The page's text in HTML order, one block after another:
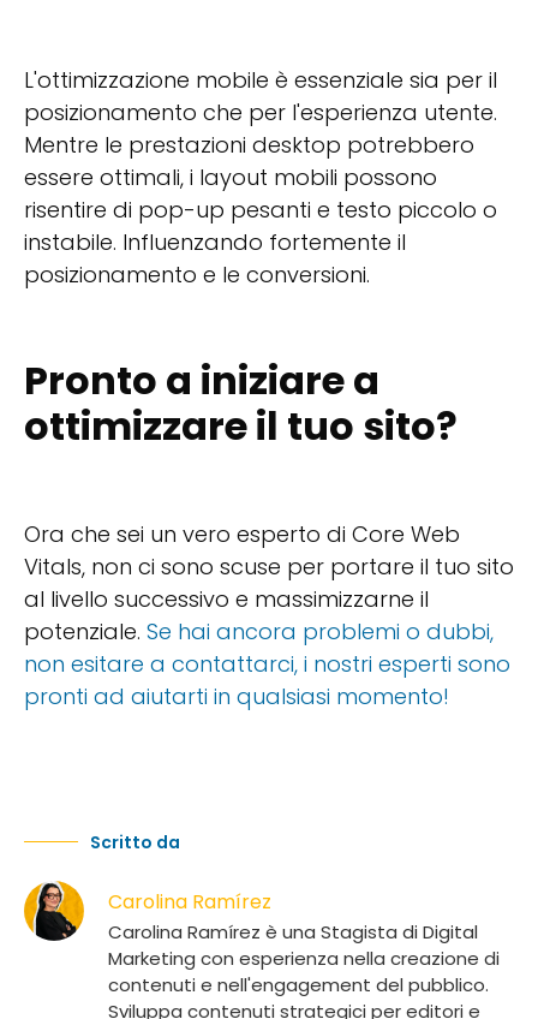
L'ottimizzazione mobile è essenziale sia per il
posizionamento che per l'esperienza utente.
Mentre le prestazioni desktop potrebbero
essere ottimali, i layout mobili possono
risentire di pop-up pesanti e testo piccolo o
instabile. Influenzando fortemente il
posizionamento e le conversioni.
Pronto a iniziare a
ottimizzare il tuo sito?
Ora che sei un vero esperto di Core Web
Vitals, non ci sono scuse per portare il tuo sito
al livello successivo e massimizzarne il
potenziale. Se hai ancora problemi o dubbi,
non esitare a contattarci, i nostri esperti sono
pronti ad aiutarti in qualsiasi momento!
Scritto da
Carolina Ramírez
Carolina Ramírez è una Stagista di Digital
Marketing con esperienza nella creazione di
contenuti e nell'engagement del pubblico.
Sviluppa contenuti strategici per editori e